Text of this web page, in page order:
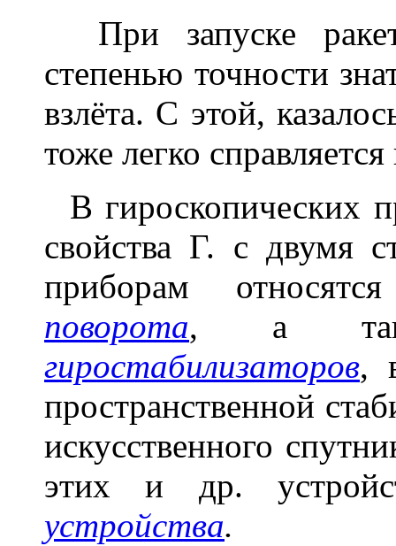
При запуске
степенью точности
взлёта. С этой,
тоже легко
В гироскопических
свойства Г. с двумя
приборам
поворота, а
гиростабилизаторов,
пространственной
искусственного
этих и др.
устройства.